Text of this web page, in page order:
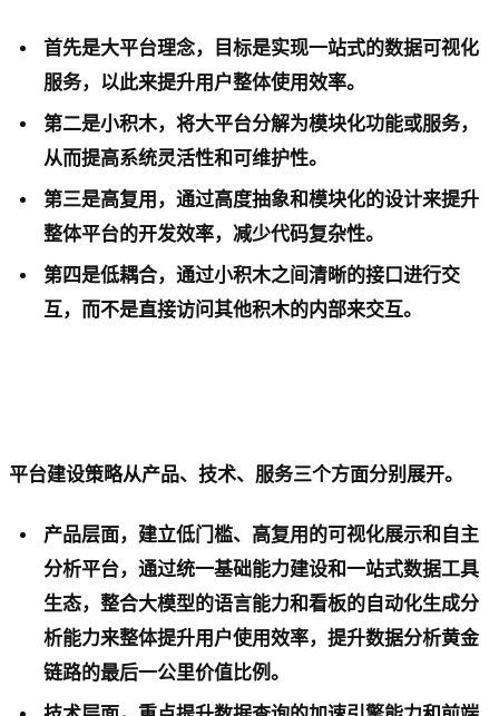
首先是大平台理念，目标是实现一站式的数据可视化
服务，以此来提升用户整体使用效率。
第二是小积木，将大平台分解为模块化功能或服务，
从而提高系统灵活性和可维护性。
第三是高复用，通过高度抽象和模块化的设计来提升
整体平台的开发效率，减少代码复杂性。
第四是低耦合，通过小积木之间清晰的接口进行交
互，而不是直接访问其他积木的内部来交互。
平台建设策略从产品、技术、服务三个方面分别展开。
产品层面，建立低门槛、高复用的可视化展示和自主
分析平台，通过统一基础能力建设和一站式数据工具
生态，整合大模型的语言能力和看板的自动化生成分
析能力来整体提升用户使用效率，提升数据分析黄金
链路的最后一公里价值比例。